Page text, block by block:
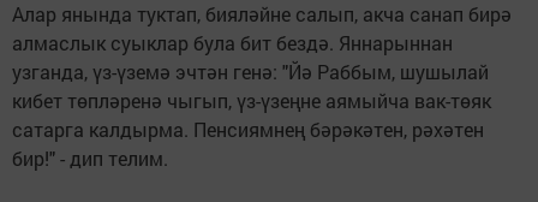
Алар янында туктап, бияләйне салып, акча санап бирә
алмаслык суыклар була бит бездә. Яннарыннан
узганда, үз-үземә эчтән генә: "Йә Раббым, шушылай
кибет төпләренә чыгып, үз-үзеңне аямыйча вак-төяк
сатарга калдырма. Пенсиямнең бәрәкәтен, рәхәтен
бир!" - дип телим.